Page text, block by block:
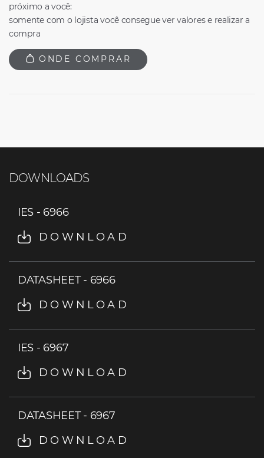
próximo a você:
somente com o lojista você consegue ver valores e realizar a
compra
ONDE COMPRAR
DOWNLOADS
IES - 6966
DOWNLOAD
DATASHEET - 6966
DOWNLOAD
IES - 6967
DOWNLOAD
DATASHEET - 6967
DOWNLOAD